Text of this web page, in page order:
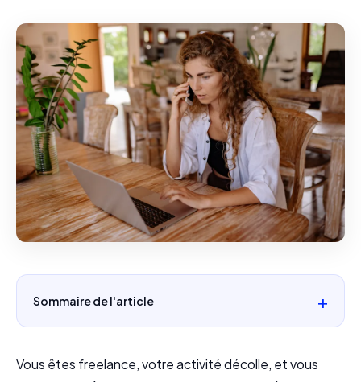
Sommaire de l'article
Vous êtes freelance, votre activité décolle, et vous